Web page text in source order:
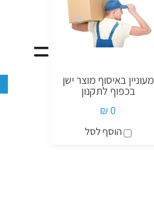
מעוניין באיסוף מוצר ישן
בכפוף לתקנון
0 ₪
הוסף לסל